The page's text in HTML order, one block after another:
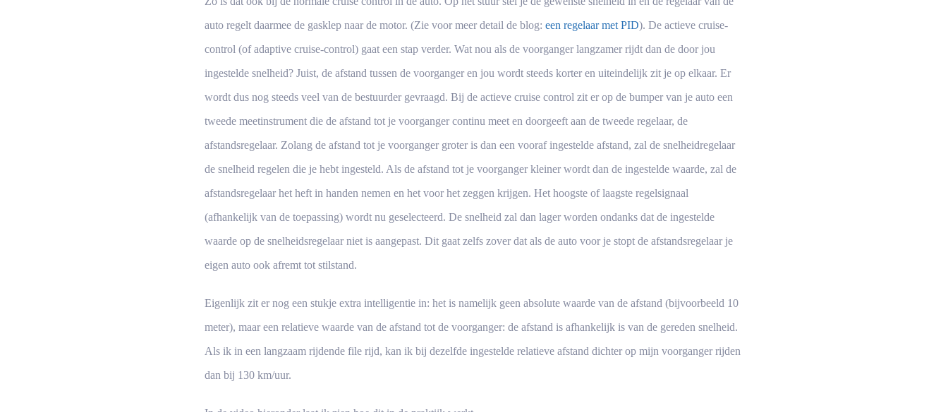
auto regelt daarmee de gasklep naar de motor. (Zie voor meer detail de blog: een regelaar met PID). De actieve cruise-
control (of adaptive cruise-control) gaat een stap verder. Wat nou als de voorganger langzamer rijdt dan de door jou
ingestelde snelheid? Juist, de afstand tussen de voorganger en jou wordt steeds korter en uiteindelijk zit je op elkaar. Er
wordt dus nog steeds veel van de bestuurder gevraagd. Bij de actieve cruise control zit er op de bumper van je auto een
tweede meetinstrument die de afstand tot je voorganger continu meet en doorgeeft aan de tweede regelaar, de
afstandsregelaar. Zolang de afstand tot je voorganger groter is dan een vooraf ingestelde afstand, zal de snelheidregelaar
de snelheid regelen die je hebt ingesteld. Als de afstand tot je voorganger kleiner wordt dan de ingestelde waarde, zal de
afstandsregelaar het heft in handen nemen en het voor het zeggen krijgen. Het hoogste of laagste regelsignaal
(afhankelijk van de toepassing) wordt nu geselecteerd. De snelheid zal dan lager worden ondanks dat de ingestelde
waarde op de snelheidsregelaar niet is aangepast. Dit gaat zelfs zover dat als de auto voor je stopt de afstandsregelaar je
eigen auto ook afremt tot stilstand.
Eigenlijk zit er nog een stukje extra intelligentie in: het is namelijk geen absolute waarde van de afstand (bijvoorbeeld 10
meter), maar een relatieve waarde van de afstand tot de voorganger: de afstand is afhankelijk is van de gereden snelheid.
Als ik in een langzaam rijdende file rijd, kan ik bij dezelfde ingestelde relatieve afstand dichter op mijn voorganger rijden
dan bij 130 km/uur.